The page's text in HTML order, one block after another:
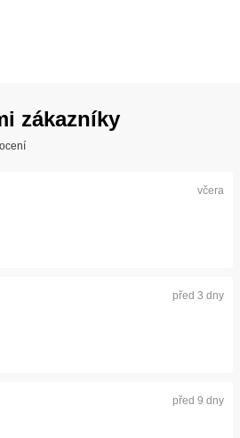
zákazníky
včera
před 3 dny
před 9 dny